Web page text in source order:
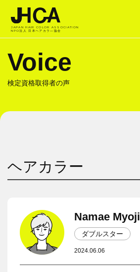
JAPAN HAIR COLOR ASSOCIATION
NPO法人 日本ヘアカラ―協会
Voice
検定資格取得者の声
ヘアカラー
Namae Myoji
ダブルスター
2024.06.06